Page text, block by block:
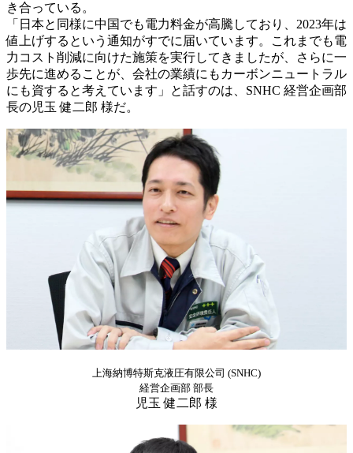
き合っている。
「日本と同様に中国でも電力料金が高騰しており、2023年は
値上げするという通知がすでに届いています。これまでも電
力コスト削減に向けた施策を実行してきましたが、さらに一
歩先に進めることが、会社の業績にもカーボンニュートラル
にも資すると考えています」と話すのは、SNHC 経営企画部
長の児玉 健二郎 様だ。
上海納博特斯克液圧有限公司 (SNHC)
経営企画部 部長
児玉 健二郎 様